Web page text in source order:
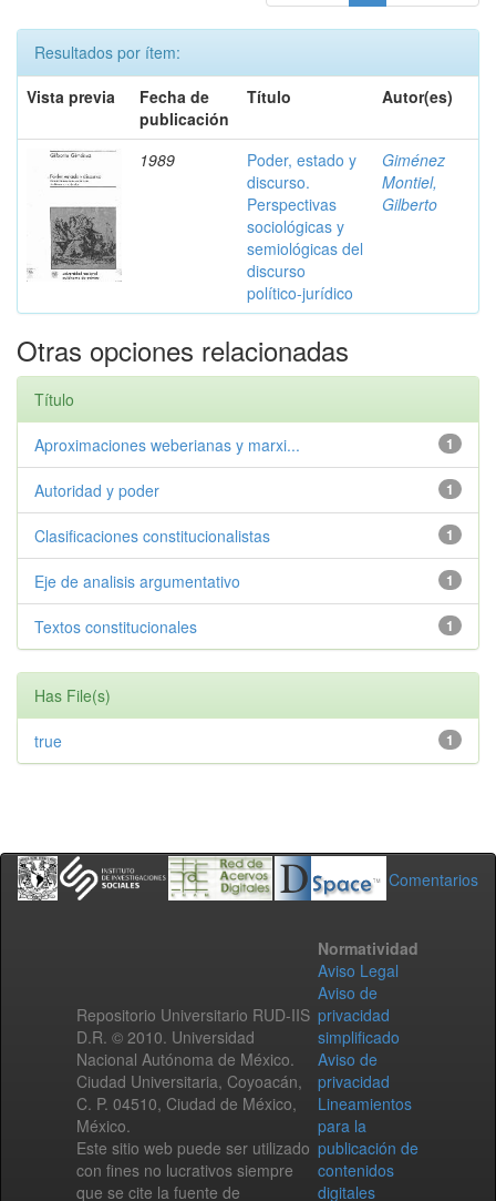
Resultados por ítem:
Vista previa
Fecha de
publicación
Título Autor(es)
1989
Poder, estado y
discurso.
Perspectivas
sociológicas y
semiológicas del
discurso
político-jurídico
Giménez
Montiel,
Gilberto
Otras opciones relacionadas
Título
1
Aproximaciones weberianas y marxi...
1
Autoridad y poder
1
Clasificaciones constitucionalistas
1
Eje de analisis argumentativo
1
Textos constitucionales
Has File(s)
1
true
Comentarios
Repositorio Universitario RUD-IIS
D.R. © 2010. Universidad
Nacional Autónoma de México.
Ciudad Universitaria, Coyoacán,
C. P. 04510, Ciudad de México,
México.
Este sitio web puede ser utilizado
con fines no lucrativos siempre
que se cite la fuente de
Normatividad
Aviso Legal
Aviso de
privacidad
simplificado
Aviso de
privacidad
Lineamientos
para la
publicación de
contenidos
digitales